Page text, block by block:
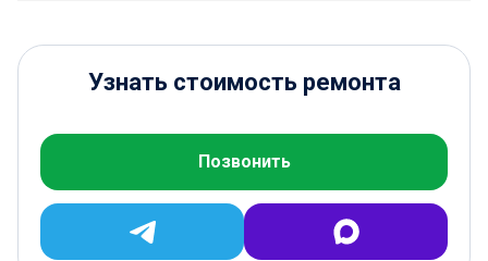
Узнать стоимость ремонта
Позвонить